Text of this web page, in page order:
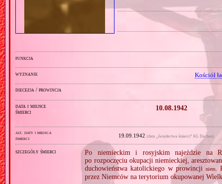
funkcja
wyznanie Kościół
diecezja / prowincja
data i miejsce
śmierci
10.08.1942
alt. daty i miejsca
śmierci
19.09.1942(data „świadectwa śmierci” KL Dachau)
szczegóły śmierci
Po niemieckim i rosyjskim najeździe na
po rozpoczęciu okupacji niemieckiej,
duchowieństwa katolickiego w prowincji niem.
przez Niemców na terytorium okupowanej